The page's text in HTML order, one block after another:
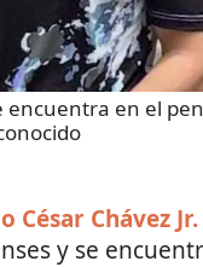
encuentra en el
César Chávez Jr.
y se